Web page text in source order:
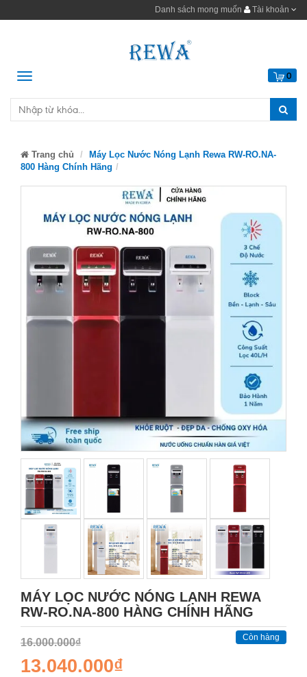
Danh sách mong muốn Tài khoản
Menu 0
Trang chủ
Máy Lọc Nước Nóng Lạnh Rewa RW-RO.NA-
800 Hàng Chính Hãng
MÁY LỌC NƯỚC NÓNG LẠNH REWA
RW-RO.NA-800 HÀNG CHÍNH HÃNG
16.000.000₫
13.040.000₫
Còn hàng